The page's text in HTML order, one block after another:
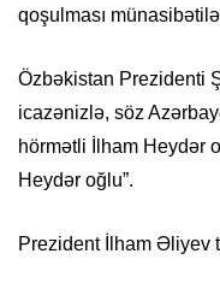
qoşulması
Özbəkistan Prezidenti
icazənizlə, söz
hörmətli İlham Heydər
Heydər oğlu”.
Prezident İlham Əliyev